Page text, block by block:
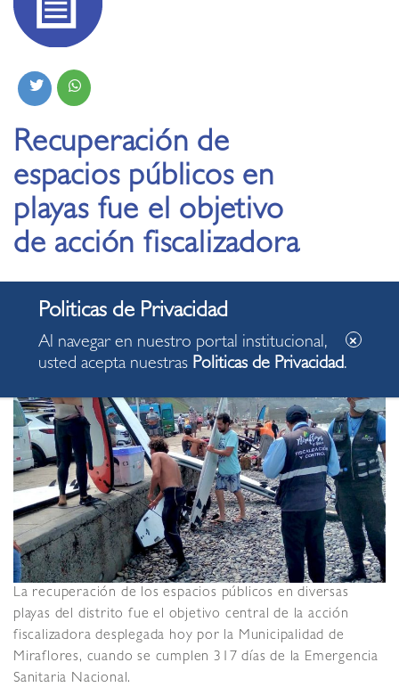
Recuperación de
espacios públicos en
playas fue el objetivo
de acción fiscalizadora
26.01.2021
La recuperación de los espacios públicos en diversas
playas del distrito fue el objetivo central de la acción
fiscalizadora desplegada hoy por la Municipalidad de
Miraflores, cuando se cumplen 317 días de la Emergencia
Sanitaria Nacional.
Al navegar en nuestro portal institucional,
usted acepta nuestras Politicas de Privacidad.